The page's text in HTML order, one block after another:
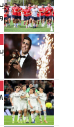
8-2026 والقنوات الناقلة